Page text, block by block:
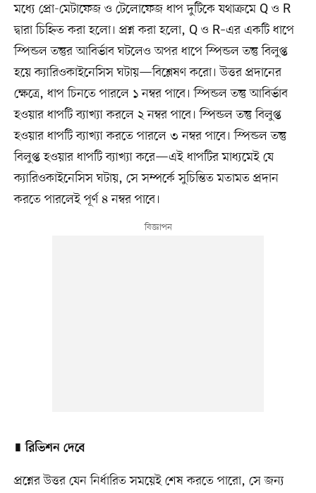
মধ্যে প্রো-মেটাফেজ ও টেলোফেজ ধাপ দুটিকে যথাক্রমে Q ও R
দ্বারা চিহ্নিত করা হলো। প্রশ্ন করা হলো, Q ও R–এর একটি ধাপে
স্পিন্ডল তন্তুর আবির্ভাব ঘটলেও অপর ধাপে স্পিন্ডল তন্তু বিলুপ্ত
হয়ে ক্যারিওকাইনেসিস ঘটায়—বিশ্লেষণ করো। উত্তর প্রদানের
ক্ষেত্রে, ধাপ চিনতে পারলে ১ নম্বর পাবে। স্পিন্ডল তন্তু আবির্ভাব
হওয়ার ধাপটি ব্যাখ্যা করলে ২ নম্বর পাবে। স্পিন্ডল তন্তু বিলুপ্ত
হওয়ার ধাপটি ব্যাখ্যা করতে পারলে ৩ নম্বর পাবে। স্পিন্ডল তন্তু
বিলুপ্ত হওয়ার ধাপটি ব্যাখ্যা করে—এই ধাপটির মাধ্যমেই যে
ক্যারিওকাইনেসিস ঘটায়, সে সম্পর্কে সুচিন্তিত মতামত প্রদান
করতে পারলেই পূর্ণ ৪ নম্বর পাবে।
∎রিভিশন দেবে
প্রশ্নের উত্তর যেন নির্ধারিত সময়েই শেষ করতে পারো, সে জন্য